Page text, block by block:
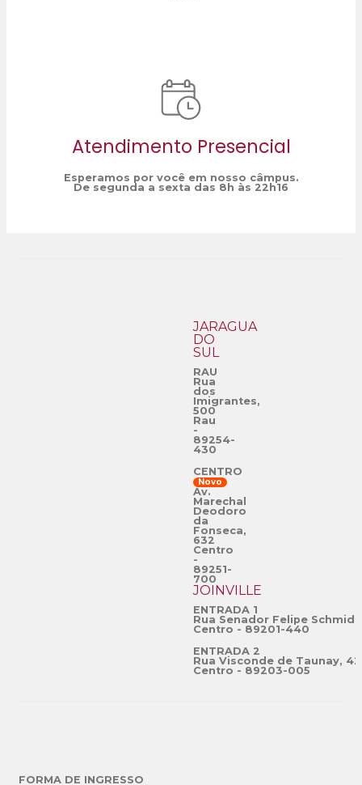
Atendimento Presencial
Esperamos por você em nosso câmpus.
De segunda a sexta das 8h às 22h16
JARAGUÁ
DO
SUL
RAU
Rua
dos
Imigrantes,
500
Rau
-
89254-
430
CENTRO
Novo
Av.
Marechal
Deodoro
da
Fonseca,
632
Centro
-
89251-
700
JOINVILLE
ENTRADA 1
Rua Senador Felipe
Centro - 89201-440
ENTRADA 2
Rua Visconde de Taunay,
Centro - 89203-005
FORMA DE INGRESSO